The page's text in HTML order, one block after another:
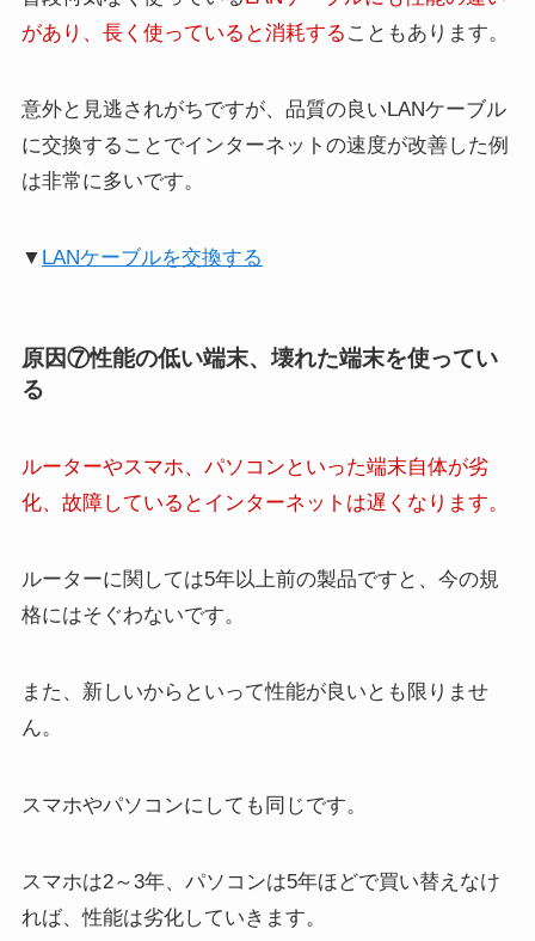
があり、長く使っていると消耗する こともあります。
意外と見逃されがちですが、品質の良いLANケーブル
に交換することでインターネットの速度が改善した例
は非常に多いです。
▼ LANケーブルを交換する
原因⑦性能の低い端末、壊れた端末を使ってい
る
ルーターやスマホ、パソコンといった端末自体が劣
化、故障しているとインターネットは遅くなります。
ルーターに関しては5年以上前の製品ですと、今の規
格にはそぐわないです。
また、新しいからといって性能が良いとも限りませ
ん。
スマホやパソコンにしても同じです。
スマホは2～3年、パソコンは5年ほどで買い替えなけ
れば、性能は劣化していきます。